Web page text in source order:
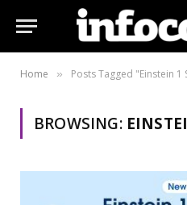
Home » Posts Tagged "Einstein 1
BROWSING: